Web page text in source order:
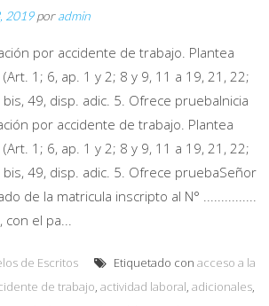
2019poradmin
por accidente de trabajo. Plantea
1; 6, ap. 1 y 2; 8 y 9, 11 a 19, 21, 22;
49, disp. adic. 5. Ofrece pruebaInicia
por accidente de trabajo. Plantea
1; 6, ap. 1 y 2; 8 y 9, 11 a 19, 21, 22;
49, disp. adic. 5. Ofrece pruebaSeñor
de la matricula inscripto al N° ...............
con el pa...
de Escritos Etiquetado con acceso a la
de trabajo, actividad laboral, adicionales,